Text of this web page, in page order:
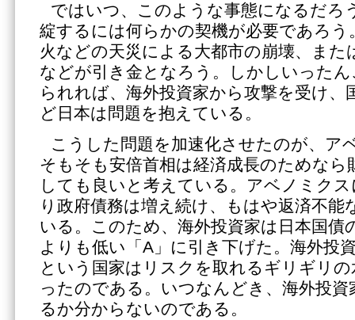
ではいつ、このような事態になるだ
綻するには何らかの契機が必要であろう
火などの天災による大都市の崩壊、また
などが引き金となろう。しかしいった
られれば、海外投資家から攻撃を受け、
ど日本は問題を抱えている。
こうした問題を加速化させたのが、ア
そもそも安倍首相は経済成長のためなら
しても良いと考えている。アベノミク
り政府債務は増え続け、もはや返済不能
いる。このため、海外投資家は日本国債
よりも低い「A」に引き下げた。海外投
という国家はリスクを取れるギリギリ
ったのである。いつなんどき、海外投
るか分からないのである。